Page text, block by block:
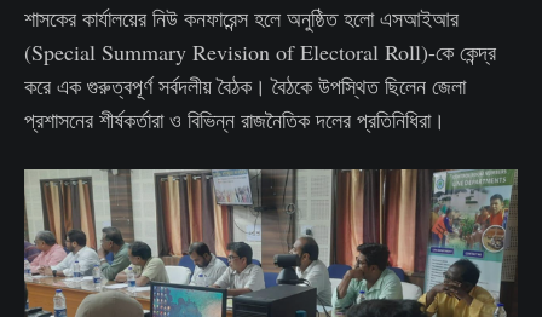
শাসকের কার্যালয়ের নিউ কনফারেন্স হলে অনুষ্ঠিত হলো এসআইআর
(Special Summary Revision of Electoral Roll)-কে কেন্দ্র
করে এক গুরুত্বপূর্ণ সর্বদলীয় বৈঠক। বৈঠকে উপস্থিত ছিলেন জেলা
প্রশাসনের শীর্ষকর্তারা ও বিভিন্ন রাজনৈতিক দলের প্রতিনিধিরা।